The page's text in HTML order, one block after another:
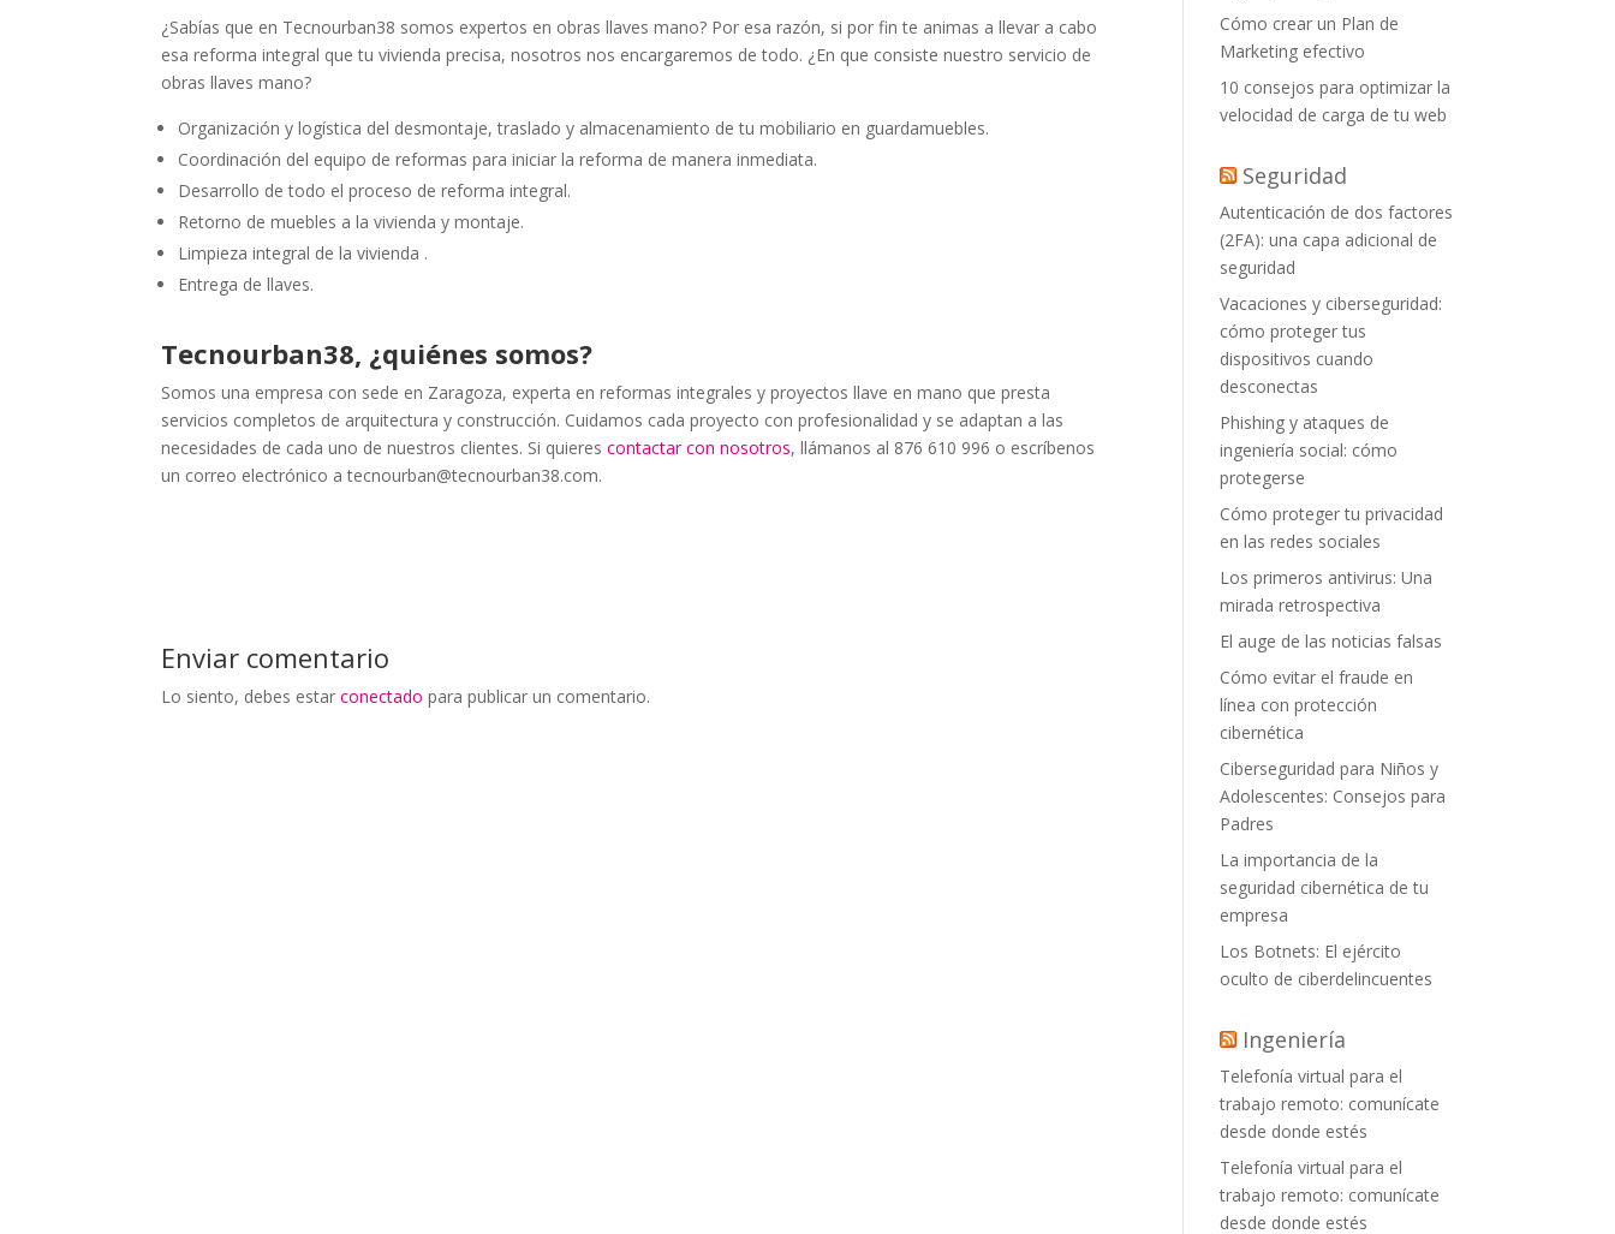
¿Sabías que en Tecnourban38 somos expertos en obras llaves mano? Por esa razón, si por fin te animas a llevar a cabo
esa reforma integral que tu vivienda precisa, nosotros nos encargaremos de todo. ¿En que consiste nuestro servicio de
obras llaves mano?
Organización y logística del desmontaje, traslado y almacenamiento de tu mobiliario en guardamuebles.
Coordinación del equipo de reformas para iniciar la reforma de manera inmediata.
Desarrollo de todo el proceso de reforma integral.
Retorno de muebles a la vivienda y montaje.
Limpieza integral de la vivienda .
Entrega de llaves.
Tecnourban38, ¿quiénes somos?
Somos una empresa con sede en Zaragoza, experta en reformas integrales y proyectos llave en mano que presta
servicios completos de arquitectura y construcción. Cuidamos cada proyecto con profesionalidad y se adaptan a las
necesidades de cada uno de nuestros clientes. Si quierescontactar con nosotros, llámanos al 876 610 996 o escríbenos
un correo electrónico a tecnourban@tecnourban38.com.
Enviar comentario
Lo siento, debes estarconectado para publicar un comentario.
Cómo crear un Plan de
Marketing efectivo
10 consejos para optimizar la
velocidad de carga de tu web
Seguridad
Autenticación de dos factores
(2FA): una capa adicional de
seguridad
Vacaciones y ciberseguridad:
cómo proteger tus
dispositivos cuando
desconectas
Phishing y ataques de
ingeniería social: cómo
protegerse
Cómo proteger tu privacidad
en las redes sociales
Los primeros antivirus: Una
mirada retrospectiva
El auge de las noticias falsas
Cómo evitar el fraude en
línea con protección
cibernética
Ciberseguridad para Niños y
Adolescentes: Consejos para
Padres
La importancia de la
seguridad cibernética de tu
empresa
Los Botnets: El ejército
oculto de ciberdelincuentes
Ingeniería
Telefonía virtual para el
trabajo remoto: comunícate
desde donde estés
Telefonía virtual para el
trabajo remoto: comunícate
desde donde estés